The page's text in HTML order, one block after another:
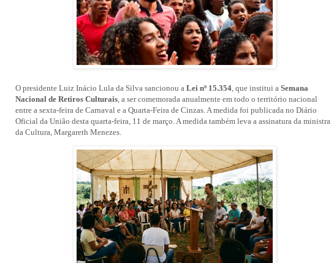
O presidente Luiz Inácio Lula da Silva sancionou a Lei nº 15.354, que institui a Semana
Nacional de Retiros Culturais, a ser comemorada anualmente em todo o território nacional
entre a sexta-feira de Carnaval e a Quarta-Feira de Cinzas. A medida foi publicada no Diário
Oficial da União desta quarta-feira, 11 de março. A medida também leva a assinatura da ministra
da Cultura, Margareth Menezes.